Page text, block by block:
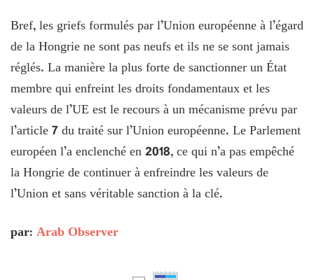
Bref, les griefs formulés par l’Union européenne à l’égard
de la Hongrie ne sont pas neufs et ils ne se sont jamais
réglés. La manière la plus forte de sanctionner un État
membre qui enfreint les droits fondamentaux et les
valeurs de l’UE est le recours à un mécanisme prévu par
l’article 7 du traité sur l’Union européenne. Le Parlement
européen l’a enclenché en 2018, ce qui n’a pas empêché
la Hongrie de continuer à enfreindre les valeurs de
l’Union et sans véritable sanction à la clé.
par: Arab Observer